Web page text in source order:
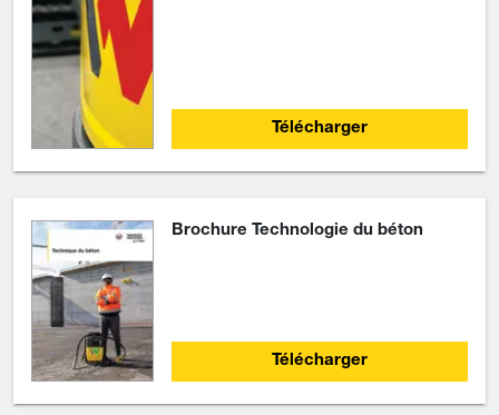
Télécharger
Brochure Technologie du béton
Télécharger